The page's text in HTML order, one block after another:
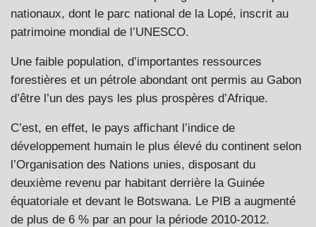
nationaux, dont le parc national de la Lopé, inscrit au
patrimoine mondial de l’UNESCO.
Une faible population, d’importantes ressources
forestières et un pétrole abondant ont permis au Gabon
d’être l’un des pays les plus prospères d’Afrique.
C’est, en effet, le pays affichant l’indice de
développement humain le plus élevé du continent selon
l’Organisation des Nations unies, disposant du
deuxième revenu par habitant derrière la Guinée
équatoriale et devant le Botswana. Le PIB a augmenté
de plus de 6 % par an pour la période 2010-2012.